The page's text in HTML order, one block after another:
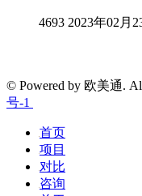
4693 2023年02月
© Powered by 欧美通.
号-1
首页
项目
对比
咨询